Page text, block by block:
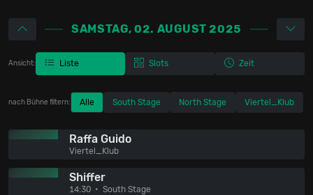
SAMSTAG, 02. AUGUST 2025
Ansicht: Liste Slots Zeit
nach Bühne filtern: Alle South Stage North Stage Viertel_Klub
Raffa Guido
Viertel_Klub
Shiffer
14:30 South Stage